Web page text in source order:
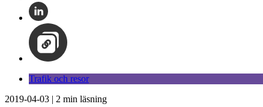
Trafik och resor
2019-04-03 | 2 min läsning